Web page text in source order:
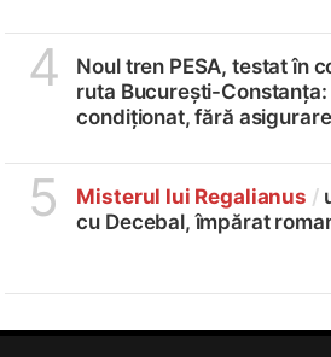
4
Noul tren PESA, testat în
ruta București-
condiționat, fără asigurare
5 Misterul lui Regalianus /
cu Decebal, împărat